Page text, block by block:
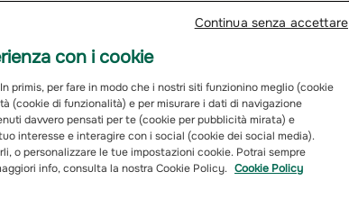
con i cookie
primis, per fare in modo che i nostri siti funzionino meglio (cookie
(cookie di funzionalità) e per misurare i dati di navigazione
davvero pensati per te (cookie per pubblicità mirata) e
interesse e interagire con i social (cookie dei social media).
o personalizzare le tue impostazioni cookie. Potrai sempre
info, consulta la nostra Cookie Policy. Cookie Policy
Continua senza accettare